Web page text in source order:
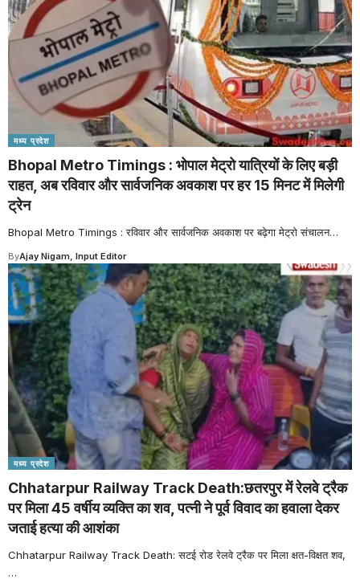
मध्य प्रदेश
Bhopal Metro Timings : भोपाल मेट्रो यात्रियों के लिए बड़ी
राहत, अब रविवार और सार्वजनिक अवकाश पर हर 15 मिनट में मिलेगी
ट्रेन
Bhopal Metro Timings : रविवार और सार्वजनिक अवकाश पर बढ़ेगा मेट्रो संचालन…
ByAjay Nigam, Input Editor
मध्य प्रदेश
Chhatarpur Railway Track Death:छतरपुर में रेलवे ट्रैक
पर मिला 45 वर्षीय व्यक्ति का शव, पत्नी ने पूर्व विवाद का हवाला देकर
जताई हत्या की आशंका
Chhatarpur Railway Track Death: सटई रोड रेलवे ट्रैक पर मिला क्षत-विक्षत शव,
…